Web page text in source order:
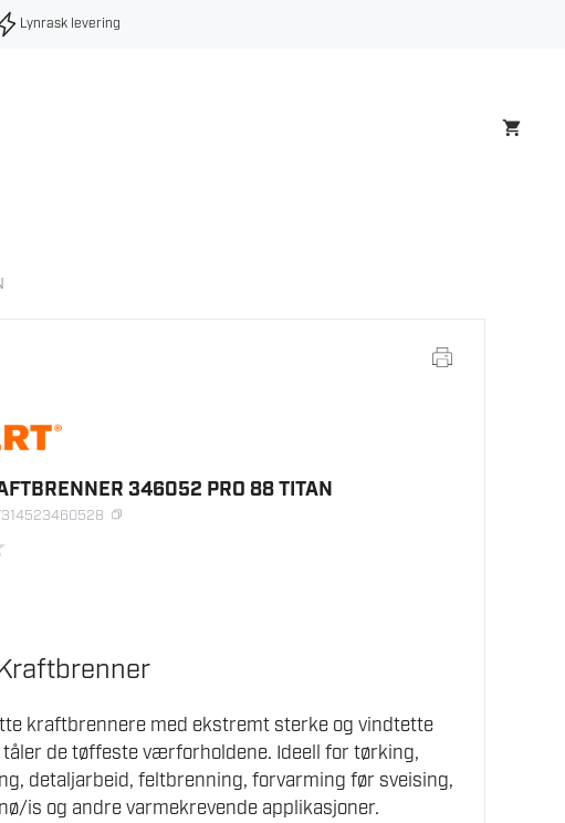
Lynrask levering
346052 PRO 88 TITAN
kraftbrennere med ekstremt sterke og vindtette
de tøffeste værforholdene. Ideell for tørking,
detaljarbeid, feltbrenning, forvarming før sveising,
is og andre varmekrevende applikasjoner.